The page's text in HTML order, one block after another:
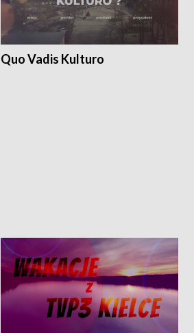
Quo Vadis Kulturo